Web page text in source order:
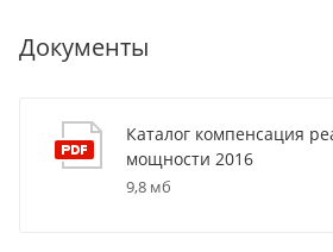
Документы
Каталог компенсация
мощности 2016
9,8 мб